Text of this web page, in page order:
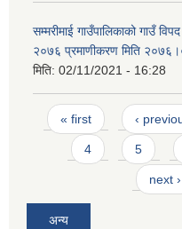
सम्मरीमाई गाउँपालिकाको गाउँ
२०७६ प्रमाणीकरण मिति
मिति: 02/11/2021 - 16:28
Pages
« first ‹
4 5
next ›
अन्य